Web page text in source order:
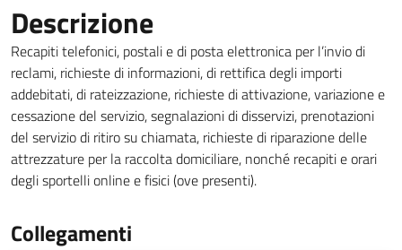
Descrizione
Recapiti telefonici, postali e di posta elettronica per l’invio di
reclami, richieste di informazioni, di rettifica degli importi
addebitati, di rateizzazione, richieste di attivazione, variazione e
cessazione del servizio, segnalazioni di disservizi, prenotazioni
del servizio di ritiro su chiamata, richieste di riparazione delle
attrezzature per la raccolta domiciliare, nonché recapiti e orari
degli sportelli online e fisici (ove presenti).
Collegamenti